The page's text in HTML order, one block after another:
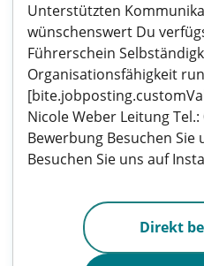
Unterstützten
wünschenswert Du
Führerschein
Organisationsfähigkeit
Nicole Weber Leitung
Bewerbung Besuchen Sie
Besuchen Sie uns auf
Direkt